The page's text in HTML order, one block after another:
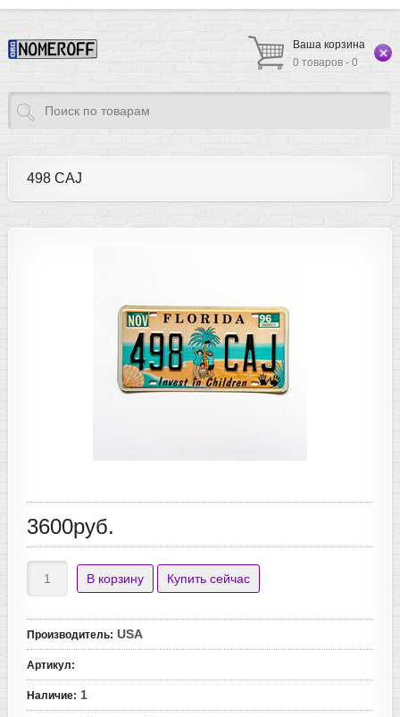
Ваша корзина
0 товаров - 0
498 CAJ
3600руб.
Производитель: USA
Артикул:
Наличие: 1